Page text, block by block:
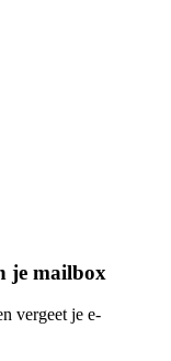
je mailbox
vergeet je e-